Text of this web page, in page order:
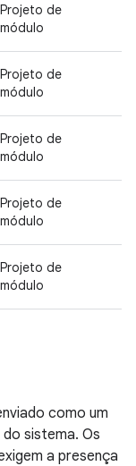
Projeto de
módulo
Projeto de
módulo
Projeto de
módulo
Projeto de
módulo
Projeto de
módulo
como um
sistema. Os
a presença